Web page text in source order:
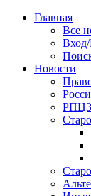
Главная
Все
Новости
РПЦЗ